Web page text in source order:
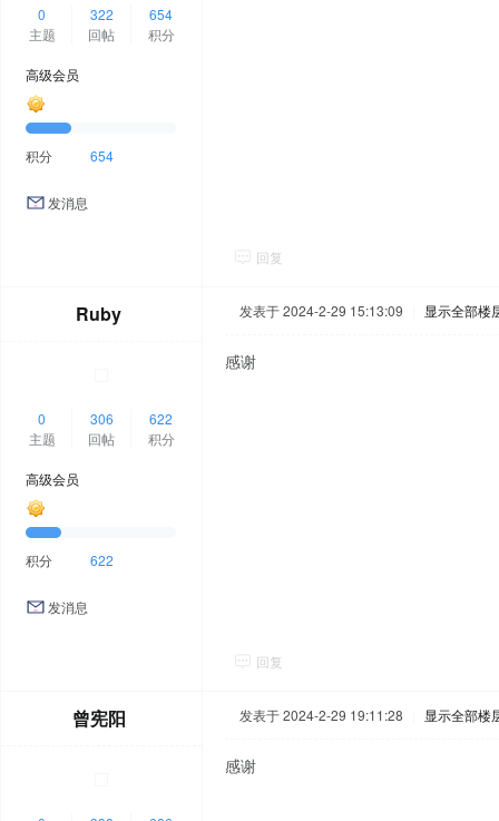
0
主题
322
回帖
654
积分
高级会员
积分 654
发消息
回复
Ruby
0
主题
306
回帖
622
积分
高级会员
积分 622
发消息
发表于 2024-2-29 15:13:09 显示全部楼
感谢
回复
曾宪阳 发表于 2024-2-29 19:11:28 显示全部楼
感谢